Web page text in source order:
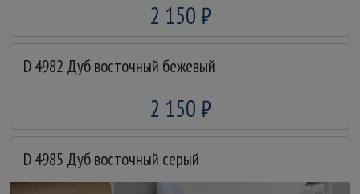
2 150 ₽
D 4982 Дуб восточный бежевый
2 150 ₽
D 4985 Дуб восточный серый